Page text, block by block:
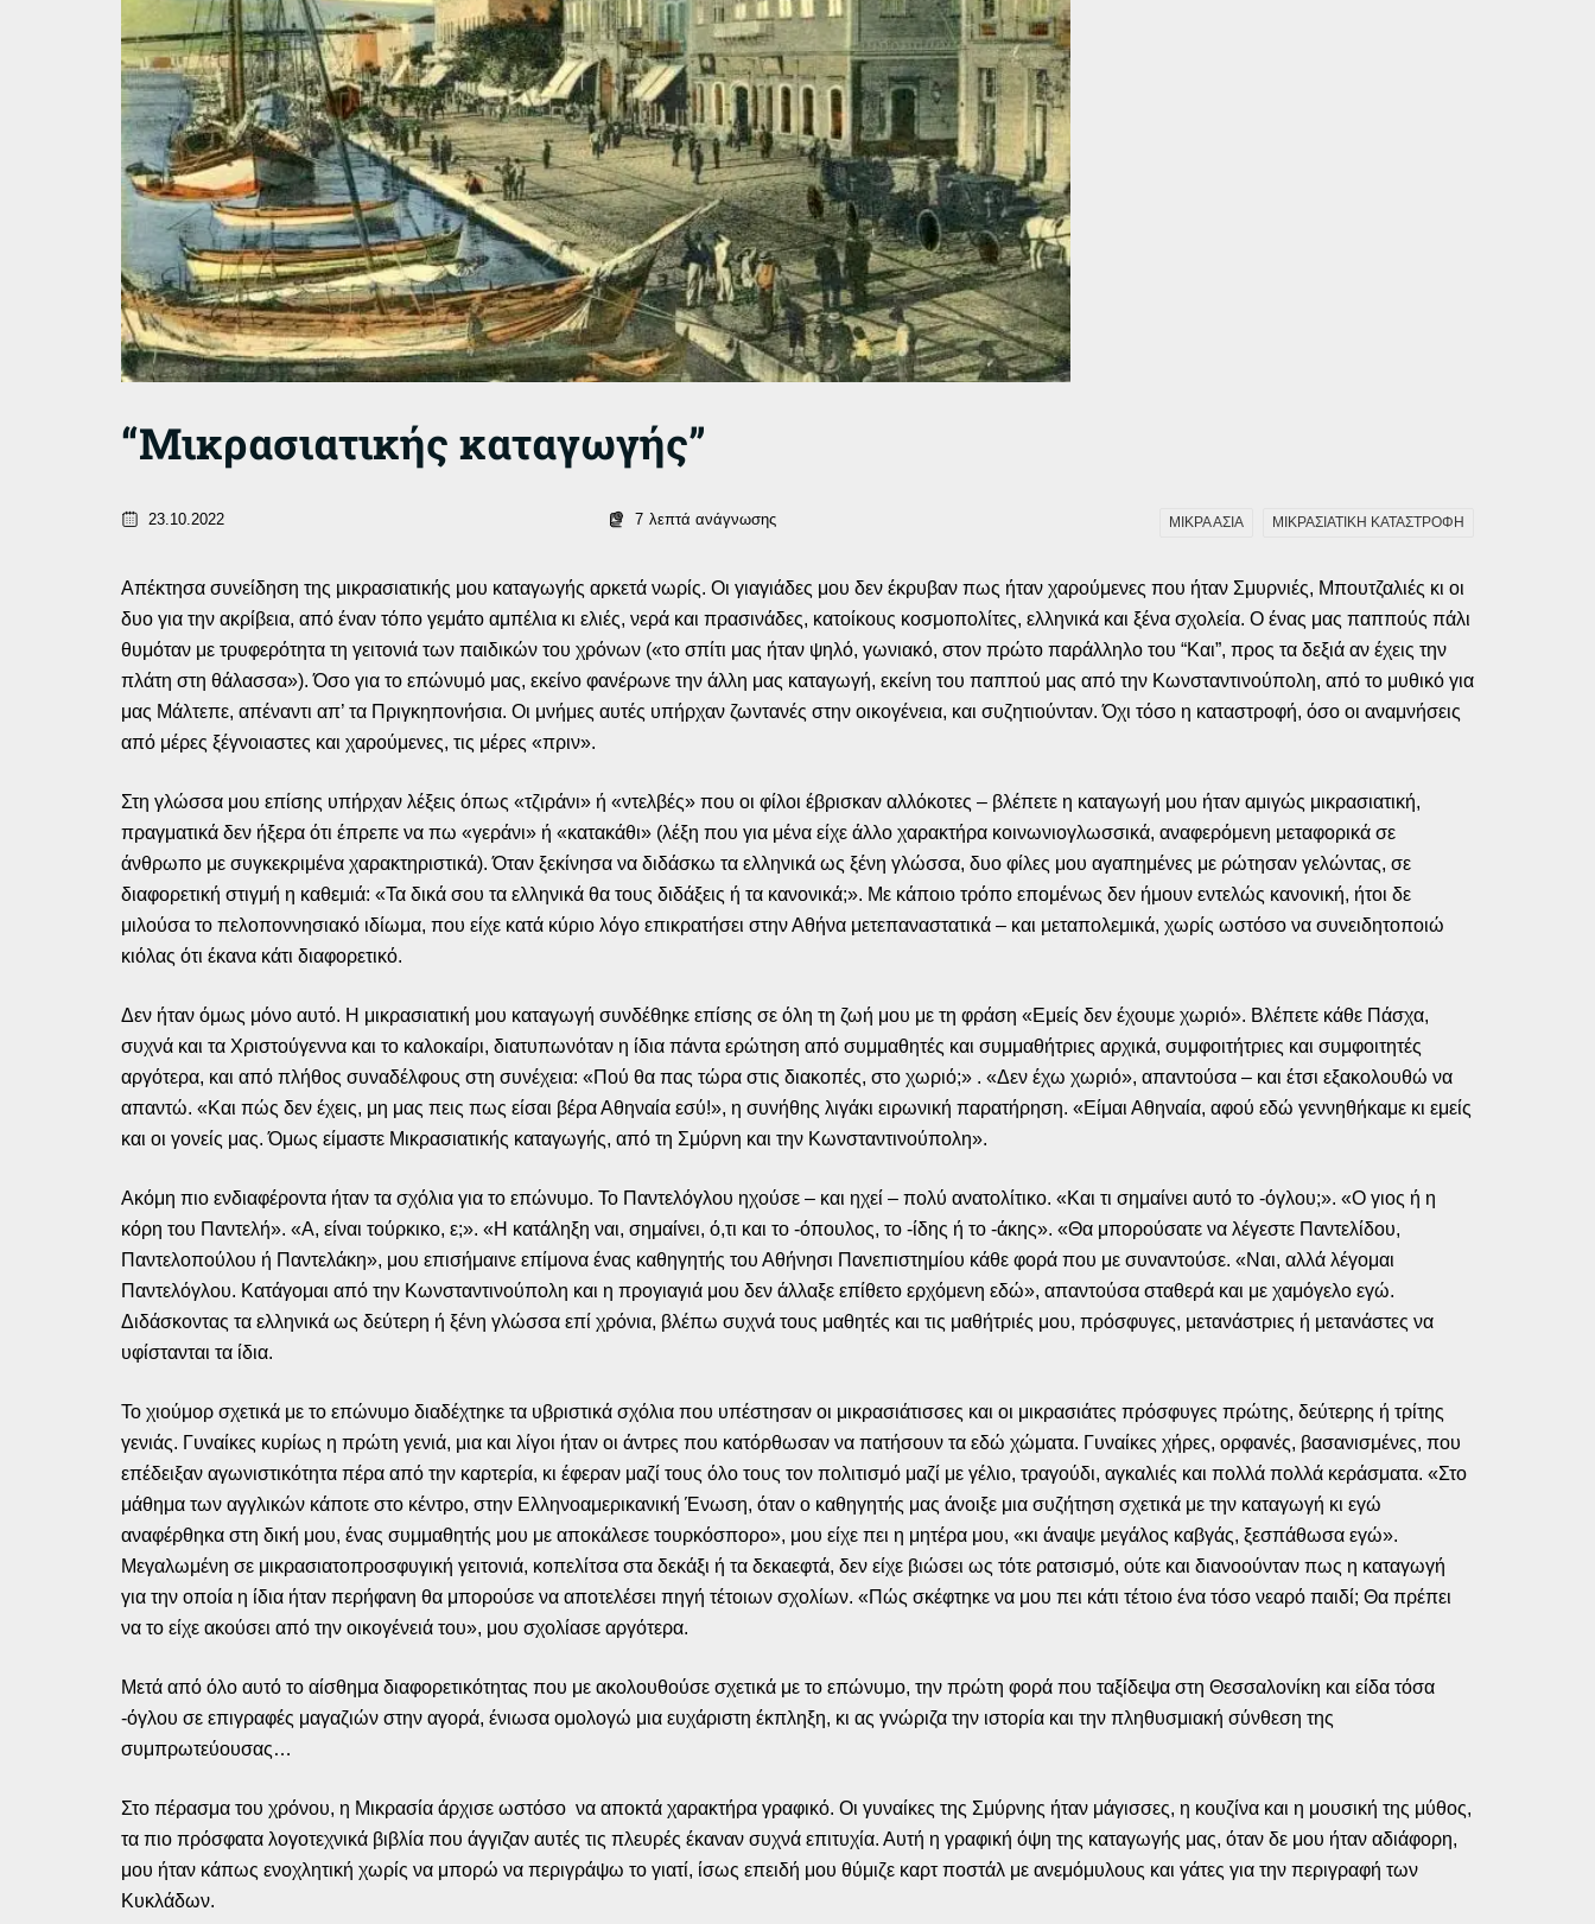
“Μικρασιατικής καταγωγής”
23.10.2022 7 λεπτά ανάγνωσης ΜΙΚΡΑ ΑΣΙΑ ΜΙΚΡΑΣΙΑΤΙΚΗ ΚΑΤΑΣΤΡΟΦΗ
Απέκτησα συνείδηση της μικρασιατικής μου καταγωγής αρκετά νωρίς. Οι γιαγιάδες μου δεν έκρυβαν πως ήταν χαρούμενες που ήταν Σμυρνιές, Μπουτζαλιές κι οι
δυο για την ακρίβεια, από έναν τόπο γεμάτο αμπέλια κι ελιές, νερά και πρασινάδες, κατοίκους κοσμοπολίτες, ελληνικά και ξένα σχολεία. Ο ένας μας παππούς πάλι
θυμόταν με τρυφερότητα τη γειτονιά των παιδικών του χρόνων («το σπίτι μας ήταν ψηλό, γωνιακό, στον πρώτο παράλληλο του “Και”, προς τα δεξιά αν έχεις την
πλάτη στη θάλασσα»). Όσο για το επώνυμό μας, εκείνο φανέρωνε την άλλη μας καταγωγή, εκείνη του παππού μας από την Κωνσταντινούπολη, από το μυθικό για
μας Μάλτεπε, απέναντι απ’ τα Πριγκηπονήσια. Οι μνήμες αυτές υπήρχαν ζωντανές στην οικογένεια, και συζητιούνταν. Όχι τόσο η καταστροφή, όσο οι αναμνήσεις
από μέρες ξέγνοιαστες και χαρούμενες, τις μέρες «πριν».
Στη γλώσσα μου επίσης υπήρχαν λέξεις όπως «τζιράνι» ή «ντελβές» που οι φίλοι έβρισκαν αλλόκοτες – βλέπετε η καταγωγή μου ήταν αμιγώς μικρασιατική,
πραγματικά δεν ήξερα ότι έπρεπε να πω «γεράνι» ή «κατακάθι» (λέξη που για μένα είχε άλλο χαρακτήρα κοινωνιογλωσσικά, αναφερόμενη μεταφορικά σε
άνθρωπο με συγκεκριμένα χαρακτηριστικά). Όταν ξεκίνησα να διδάσκω τα ελληνικά ως ξένη γλώσσα, δυο φίλες μου αγαπημένες με ρώτησαν γελώντας, σε
διαφορετική στιγμή η καθεμιά: «Τα δικά σου τα ελληνικά θα τους διδάξεις ή τα κανονικά;». Με κάποιο τρόπο επομένως δεν ήμουν εντελώς κανονική, ήτοι δε
μιλούσα το πελοποννησιακό ιδίωμα, που είχε κατά κύριο λόγο επικρατήσει στην Αθήνα μετεπαναστατικά – και μεταπολεμικά, χωρίς ωστόσο να συνειδητοποιώ
κιόλας ότι έκανα κάτι διαφορετικό.
Δεν ήταν όμως μόνο αυτό. Η μικρασιατική μου καταγωγή συνδέθηκε επίσης σε όλη τη ζωή μου με τη φράση «Εμείς δεν έχουμε χωριό». Βλέπετε κάθε Πάσχα,
συχνά και τα Χριστούγεννα και το καλοκαίρι, διατυπωνόταν η ίδια πάντα ερώτηση από συμμαθητές και συμμαθήτριες αρχικά, συμφοιτήτριες και συμφοιτητές
αργότερα, και από πλήθος συναδέλφους στη συνέχεια: «Πού θα πας τώρα στις διακοπές, στο χωριό;» . «Δεν έχω χωριό», απαντούσα – και έτσι εξακολουθώ να
απαντώ. «Και πώς δεν έχεις, μη μας πεις πως είσαι βέρα Αθηναία εσύ!», η συνήθης λιγάκι ειρωνική παρατήρηση. «Είμαι Αθηναία, αφού εδώ γεννηθήκαμε κι εμείς
και οι γονείς μας. Όμως είμαστε Μικρασιατικής καταγωγής, από τη Σμύρνη και την Κωνσταντινούπολη».
Ακόμη πιο ενδιαφέροντα ήταν τα σχόλια για το επώνυμο. Το Παντελόγλου ηχούσε – και ηχεί – πολύ ανατολίτικο. «Και τι σημαίνει αυτό το -όγλου;». «Ο γιος ή η
κόρη του Παντελή». «Α, είναι τούρκικο, ε;». «Η κατάληξη ναι, σημαίνει, ό,τι και το -όπουλος, το -ίδης ή το -άκης». «Θα μπορούσατε να λέγεστε Παντελίδου,
Παντελοπούλου ή Παντελάκη», μου επισήμαινε επίμονα ένας καθηγητής του Αθήνησι Πανεπιστημίου κάθε φορά που με συναντούσε. «Ναι, αλλά λέγομαι
Παντελόγλου. Κατάγομαι από την Κωνσταντινούπολη και η προγιαγιά μου δεν άλλαξε επίθετο ερχόμενη εδώ», απαντούσα σταθερά και με χαμόγελο εγώ.
Διδάσκοντας τα ελληνικά ως δεύτερη ή ξένη γλώσσα επί χρόνια, βλέπω συχνά τους μαθητές και τις μαθήτριές μου, πρόσφυγες, μετανάστριες ή μετανάστες να
υφίστανται τα ίδια.
Το χιούμορ σχετικά με το επώνυμο διαδέχτηκε τα υβριστικά σχόλια που υπέστησαν οι μικρασιάτισσες και οι μικρασιάτες πρόσφυγες πρώτης, δεύτερης ή τρίτης
γενιάς. Γυναίκες κυρίως η πρώτη γενιά, μια και λίγοι ήταν οι άντρες που κατόρθωσαν να πατήσουν τα εδώ χώματα. Γυναίκες χήρες, ορφανές, βασανισμένες, που
επέδειξαν αγωνιστικότητα πέρα από την καρτερία, κι έφεραν μαζί τους όλο τους τον πολιτισμό μαζί με γέλιο, τραγούδι, αγκαλιές και πολλά πολλά κεράσματα. «Στο
μάθημα των αγγλικών κάποτε στο κέντρο, στην Ελληνοαμερικανική Ένωση, όταν ο καθηγητής μας άνοιξε μια συζήτηση σχετικά με την καταγωγή κι εγώ
αναφέρθηκα στη δική μου, ένας συμμαθητής μου με αποκάλεσε τουρκόσπορο», μου είχε πει η μητέρα μου, «κι άναψε μεγάλος καβγάς, ξεσπάθωσα εγώ».
Μεγαλωμένη σε μικρασιατοπροσφυγική γειτονιά, κοπελίτσα στα δεκάξι ή τα δεκαεφτά, δεν είχε βιώσει ως τότε ρατσισμό, ούτε και διανοούνταν πως η καταγωγή
για την οποία η ίδια ήταν περήφανη θα μπορούσε να αποτελέσει πηγή τέτοιων σχολίων. «Πώς σκέφτηκε να μου πει κάτι τέτοιο ένα τόσο νεαρό παιδί; Θα πρέπει
να το είχε ακούσει από την οικογένειά του», μου σχολίασε αργότερα.
Μετά από όλο αυτό το αίσθημα διαφορετικότητας που με ακολουθούσε σχετικά με το επώνυμο, την πρώτη φορά που ταξίδεψα στη Θεσσαλονίκη και είδα τόσα
-όγλου σε επιγραφές μαγαζιών στην αγορά, ένιωσα ομολογώ μια ευχάριστη έκπληξη, κι ας γνώριζα την ιστορία και την πληθυσμιακή σύνθεση της
συμπρωτεύουσας…
Στο πέρασμα του χρόνου, η Μικρασία άρχισε ωστόσο να αποκτά χαρακτήρα γραφικό. Οι γυναίκες της Σμύρνης ήταν μάγισσες, η κουζίνα και η μουσική της μύθος,
τα πιο πρόσφατα λογοτεχνικά βιβλία που άγγιζαν αυτές τις πλευρές έκαναν συχνά επιτυχία. Αυτή η γραφική όψη της καταγωγής μας, όταν δε μου ήταν αδιάφορη,
μου ήταν κάπως ενοχλητική χωρίς να μπορώ να περιγράψω το γιατί, ίσως επειδή μου θύμιζε καρτ ποστάλ με ανεμόμυλους και γάτες για την περιγραφή των
Κυκλάδων.